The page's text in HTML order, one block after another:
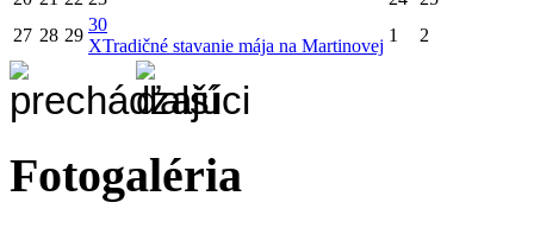
27 28 29
30
XTradičné stavanie mája na Martinovej
1 2
Fotogaléria